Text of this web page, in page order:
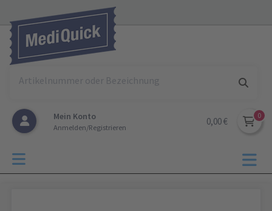
Mein Konto
Anmelden/Registrieren
0,00 €